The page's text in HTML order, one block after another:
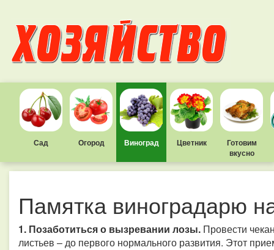
Сад Огород Виноград Цветник
Готовим
вкусно
Памятка виноградарю
1. Позаботиться о вызревании лозы. Провести
листьев – до первого нормального развития. Этот